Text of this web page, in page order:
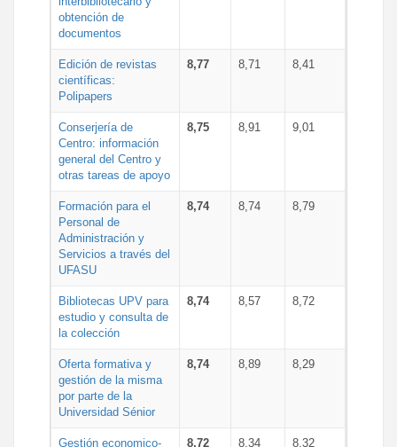
obtención de
documentos
Edición de revistas
científicas:
Polipapers
8,77 8,71 8,41
Conserjería de
Centro: información
general del Centro y
otras tareas de apoyo
8,75 8,91 9,01
Formación para el
Personal de
Administración y
Servicios a través del
UFASU
8,74 8,74 8,79
Bibliotecas UPV para
estudio y consulta de
la colección
8,74 8,57 8,72
Oferta formativa y
gestión de la misma
por parte de la
Universidad Sénior
8,74 8,89 8,29
Gestión economico- 8,72 8,34 8,32